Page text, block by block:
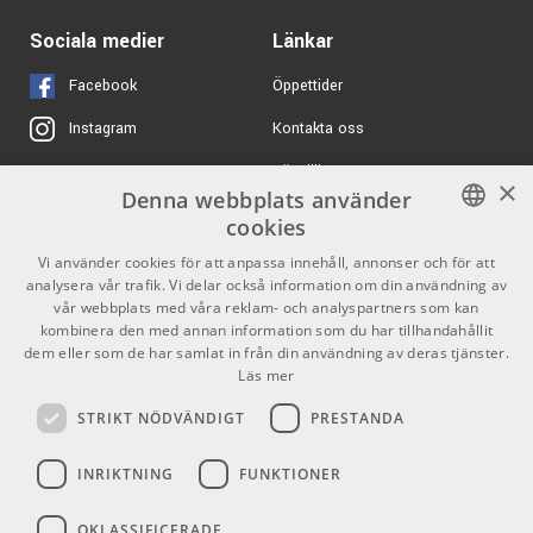
Mackie Onyx8
ARTIKELNUMMER 1072726
ARTIKELNUMMER 1041511
Sociala medier
Facebook
Instagram
X
Youtube
TikTok
Länkar
Öppettider
Kontakta oss
Köpvillkor
Butiken
Varumärken
GDPR & Cookies
Partners Kontakt
Info
Mån-Fre: 10.00-18.00
SWEDISH
ENGLISH
×
Denna webbplats använder
cookies
Vi använder cookies för att anpassa innehåll, annonser och för att
analysera vår trafik. Vi delar också information om din användning av
vår webbplats med våra reklam- och analyspartners som kan
kombinera den med annan information som du har tillhandahållit
dem eller som de har samlat in från din användning av deras tjänster.
Läs mer
STRIKT NÖDVÄNDIGT PRESTANDA
INRIKTNING FUNKTIONER